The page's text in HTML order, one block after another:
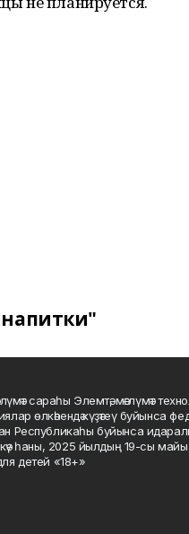
сараһы Элемтә, мәғлүмәт
өлкәһендә күҙәтеү буйынса
Республикаһы буйынса
һаны, 2025 йылдың 19-сы майы.
детей «18+»